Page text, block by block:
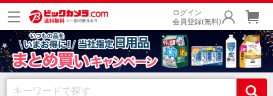
ログイン
会員登録(無料)